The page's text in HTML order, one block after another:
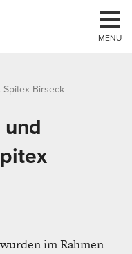
MENU
Spitex Birseck
im Rahmen